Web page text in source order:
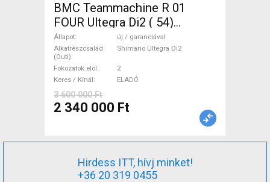
BMC Teammachine R 01
FOUR Ultegra Di2 ( 54)
Országúti Shimano Ultegra
Di2 tárcsafék új / garanciával
ELADÓ
Állapot
új / garanciával
Alkatrészcsalád
(Outi)
Shimano Ultegra Di2
Fokozatok elöl
2
Keres / Kínál
ELADÓ
3 600 000 Ft
2 340 000 Ft
Hirdess ITT, hívj minket!
+36 20 319 0455